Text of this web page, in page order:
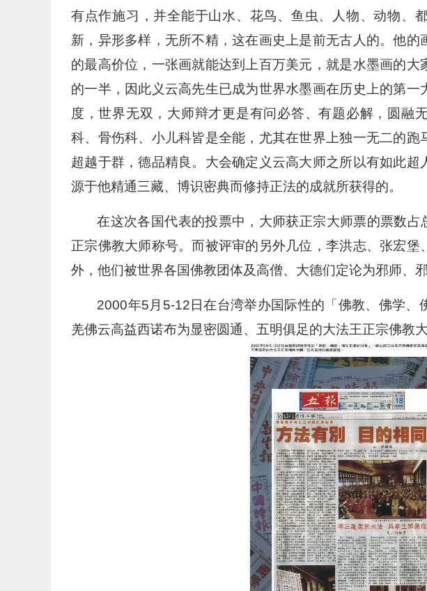
有点作施习，并全能于山水、花鸟、鱼虫、人物、动物、
新，异形多样，无所不精，这在画史上是前无古人的。他
的最高价位，一张画就能达到上百万美元，就是水墨画的
的一半，因此义云高先生已成为世界水墨画在历史上的第
度，世界无双，大师辩才更是有问必答、有题必解，圆融
科、骨伤科、小儿科皆是全能，尤其在世界上独一无二的
超越于群，德品精良。大会确定义云高大师之所以有如此
源于他精通三藏、博识密典而修持正法的成就所获得的。
在这次各国代表的投票中，大师获正宗大师票的票数
正宗佛教大师称号。而被评审的另外几位，李洪志、张宏
外，他们被世界各国佛教团体及高僧、大德们定论为邪师、
2000年5月5-12日在台湾举办国际性的「佛教、佛学、
羌佛云高益西诺布为显密圆通、五明俱足的大法王正宗佛教